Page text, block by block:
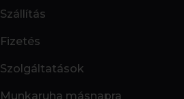
Szállítás
Fizetés
Szolgáltatások
Munkaruha másnapra